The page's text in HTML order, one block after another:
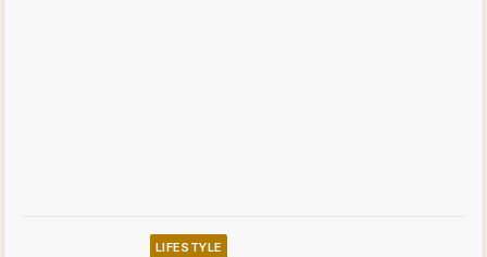
LIFESTYLE